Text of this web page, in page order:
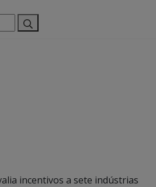
incentivos a sete indústrias